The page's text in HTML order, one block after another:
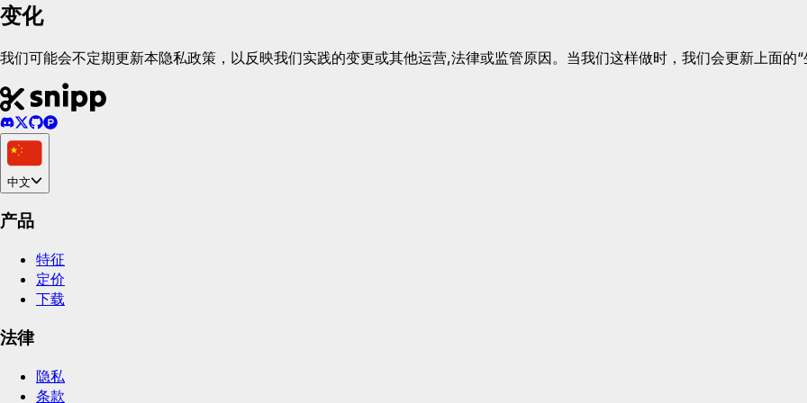
变化
我们可能会不定期更新本隐私政策，以反映我们实践的变更或其他运营,法律或监管原因。当我们这样做时，我们会更新上面的“
中文
产品
特征
定价
下载
法律
隐私
条款